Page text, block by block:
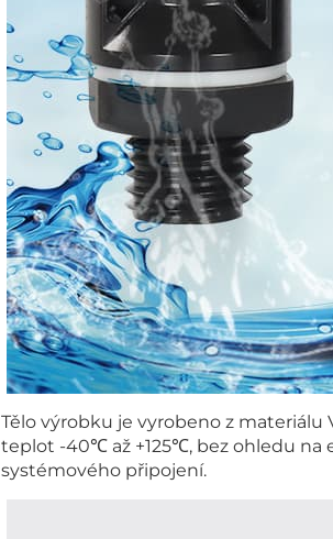
Tělo výrobku je vyrobeno z
teplot -40℃ až +125℃, bez ohledu na
systémového připojení.